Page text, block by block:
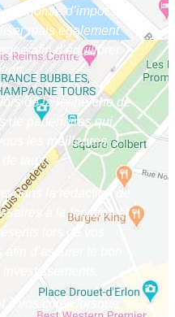
d’impôt si
mais également
afin d’équilibrer
de la recherche de
de partenaires qui
les meilleures
de taux.
dans la rédaction de
à la location et
lors de vos
d’assurer le bon
à vos côtés lorsque